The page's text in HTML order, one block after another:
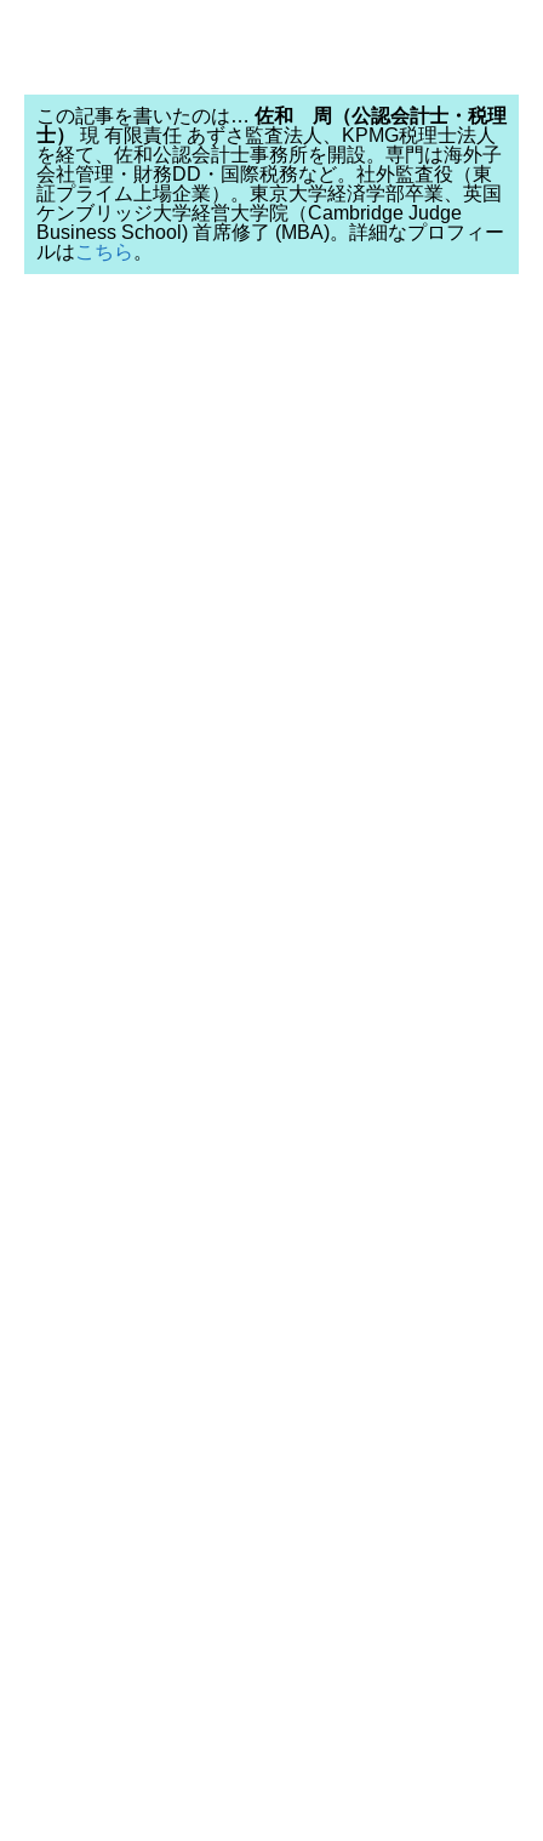
この記事を書いたのは… 佐和 周（公認会計士・税理
士）
現 有限責任 あずさ監査法人、KPMG税理士法人
を経て、佐和公認会計士事務所を開設。専門は海外子
会社管理・財務DD・国際税務など。社外監査役（東
証プライム上場企業）。東京大学経済学部卒業、英国
ケンブリッジ大学経営大学院（Cambridge Judge
Business School) 首席修了 (MBA)。詳細なプロフィー
ルはこちら。